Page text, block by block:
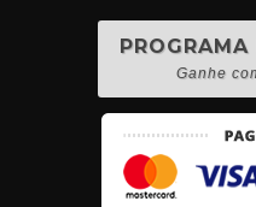
Ganhe